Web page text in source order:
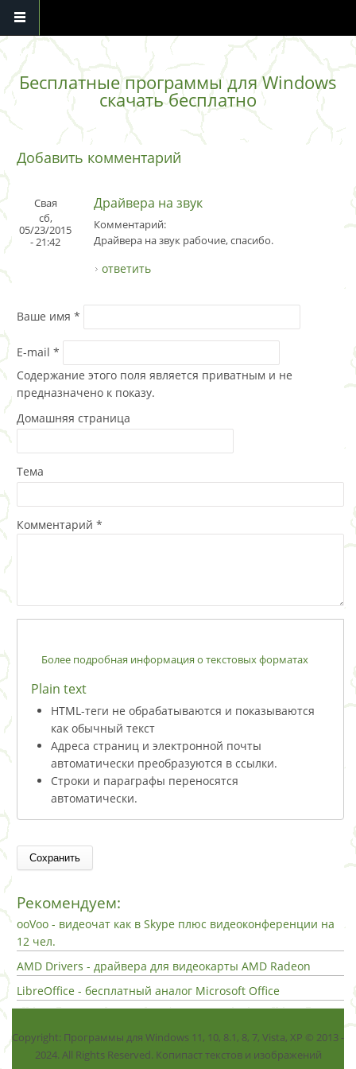
Перейти к основному содержанию
Бесплатные программы для Windows
скачать бесплатно
Добавить комментарий
Свая
сб,
05/23/2015
- 21:42
Драйвера на звук
Комментарий:
Драйвера на звук рабочие, спасибо.
ответить
Ваше имя *
E-mail *
Содержание этого поля является приватным и не
предназначено к показу.
Домашняя страница
Тема
Комментарий *
Более подробная информация о текстовых форматах
Plain text
HTML-теги не обрабатываются и показываются
как обычный текст
Адреса страниц и электронной почты
автоматически преобразуются в ссылки.
Строки и параграфы переносятся
автоматически.
Рекомендуем:
ooVoo - видеочат как в Skype плюс видеоконференции на
12 чел.
AMD Drivers - драйвера для видеокарты AMD Radeon
LibreOffice - бесплатный аналог Microsoft Office
Copyright: Программы для Windows 11, 10, 8.1, 8, 7, Vista, ХР © 2013 -
2024. All Rights Reserved. Копипаст текстов и изображений